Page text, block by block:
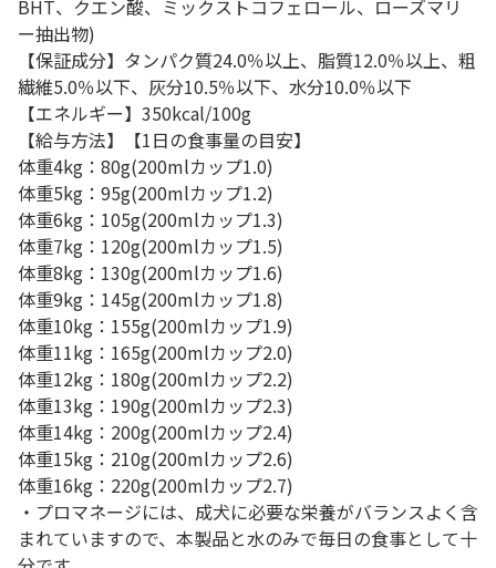
BHT、クエン酸、ミックストコフェロール、ローズマリ
ー抽出物)
【保証成分】タンパク質24.0％以上、脂質12.0％以上、粗
繊維5.0％以下、灰分10.5％以下、水分10.0％以下
【エネルギー】350kcal/100g
【給与方法】【1日の食事量の目安】
体重4kg：80g(200mlカップ1.0)
体重5kg：95g(200mlカップ1.2)
体重6kg：105g(200mlカップ1.3)
体重7kg：120g(200mlカップ1.5)
体重8kg：130g(200mlカップ1.6)
体重9kg：145g(200mlカップ1.8)
体重10kg：155g(200mlカップ1.9)
体重11kg：165g(200mlカップ2.0)
体重12kg：180g(200mlカップ2.2)
体重13kg：190g(200mlカップ2.3)
体重14kg：200g(200mlカップ2.4)
体重15kg：210g(200mlカップ2.6)
体重16kg：220g(200mlカップ2.7)
・プロマネージには、成犬に必要な栄養がバランスよく含
まれていますので、本製品と水のみで毎日の食事として十